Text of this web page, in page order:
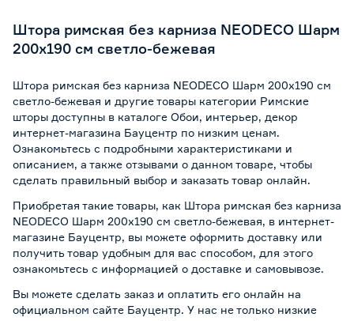
Штора римская без карниза NEODECO Шарм
200х190 см светло-бежевая
Штора римская без карниза NEODECO Шарм 200х190 см
светло-бежевая и другие товары категории Римские
шторы доступны в каталоге Обои, интерьер, декор
интернет-магазина Бауцентр по низким ценам.
Ознакомьтесь с подробными характеристиками и
описанием, а также отзывами о данном товаре, чтобы
сделать правильный выбор и заказать товар онлайн.
Приобретая такие товары, как Штора римская без карниза
NEODECO Шарм 200х190 см светло-бежевая, в интернет-
магазине Бауцентр, вы можете оформить доставку или
получить товар удобным для вас способом, для этого
ознакомьтесь с информацией о доставке и самовывозе.
Вы можете сделать заказ и оплатить его онлайн на
официальном сайте Бауцентр. У нас не только низкие